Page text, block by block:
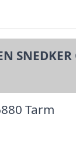
SNEDKER
Tarm